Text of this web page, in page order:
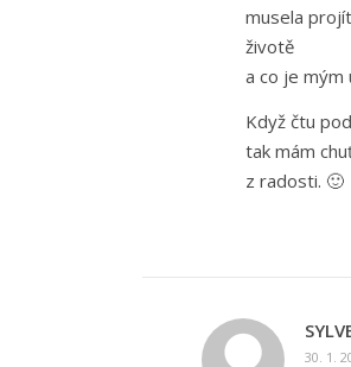
musela
životě
a co je mým
Když čtu
tak mám
z radosti. 🙂
30. 1.